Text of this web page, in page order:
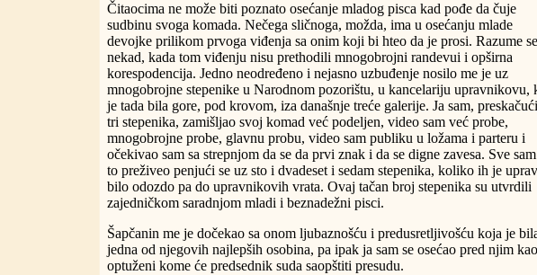
Čitaocima ne može biti poznato osećanje mladog pisca kad pođe da čuje
sudbinu svoga komada. Nečega sličnoga, možda, ima u osećanju mlade
devojke prilikom prvoga viđenja sa onim koji bi hteo da je prosi. Razume se
nekad, kada tom viđenju nisu prethodili mnogobrojni randevui i opširna
korespodencija. Jedno neodređeno i nejasno uzbuđenje nosilo me je uz
mnogobrojne stepenike u Narodnom pozorištu, u kancelariju upravnikovu,
je tada bila gore, pod krovom, iza današnje treće galerije. Ja sam,
tri stepenika, zamišljao svoj komad već podeljen, video sam već probe,
mnogobrojne probe, glavnu probu, video sam publiku u ložama i parteru i
očekivao sam sa strepnjom da se da prvi znak i da se digne zavesa. Sve
to preživeo penjući se uz sto i dvadeset i sedam stepenika, koliko ih je
bilo odozdo pa do upravnikovih vrata. Ovaj tačan broj stepenika su utvrdili
zajedničkom saradnjom mladi i beznadežni pisci.
Šapčanin me je dočekao sa onom ljubaznošću i predusretljivošću koja je
jedna od njegovih najlepših osobina, pa ipak ja sam se osećao pred njim kao
optuženi kome će predsednik suda saopštiti presudu.